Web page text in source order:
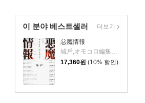
이 분야 베스트셀러
惡魔情報
城戶,オモコロ編集部 저
17,360원 (10% 할인)
더보기